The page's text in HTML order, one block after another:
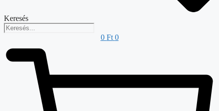
Keresés
0 Ft 0